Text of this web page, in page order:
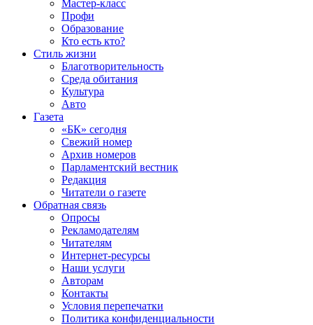
Мастер-класс
Профи
Образование
Кто есть кто?
Стиль жизни
Благотворительность
Среда обитания
Культура
Авто
Газета
«БК» сегодня
Свежий номер
Архив номеров
Парламентский вестник
Редакция
Читатели о газете
Обратная связь
Опросы
Рекламодателям
Читателям
Интернет-ресурсы
Наши услуги
Авторам
Контакты
Условия перепечатки
Политика конфиденциальности